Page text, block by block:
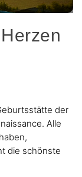
der
Alle
die schönste